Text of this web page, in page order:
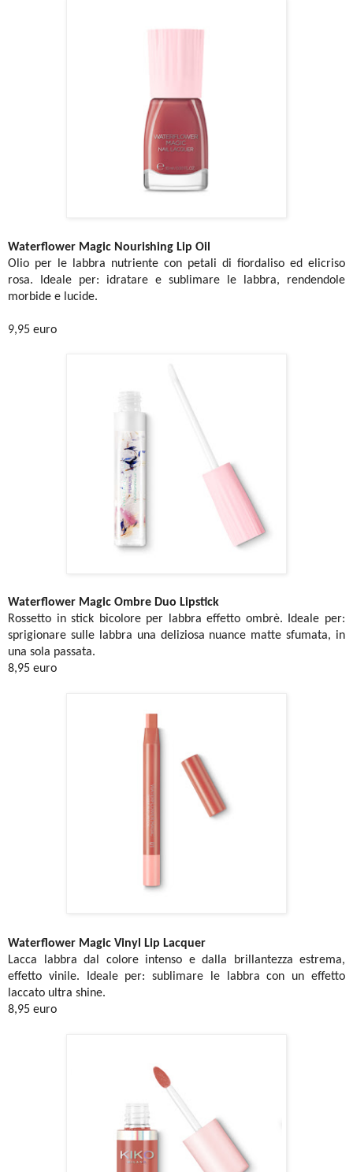
Waterflower Magic Nourishing Lip Oil
Olio per le labbra nutriente con petali di fiordaliso ed elicriso
rosa. Ideale per: idratare e sublimare le labbra, rendendole
morbide e lucide.
9,95 euro
Waterflower Magic Ombre Duo Lipstick
Rossetto in stick bicolore per labbra effetto ombrè. Ideale per:
sprigionare sulle labbra una deliziosa nuance matte sfumata, in
una sola passata.
8,95 euro
Waterflower Magic Vinyl Lip Lacquer
Lacca labbra dal colore intenso e dalla brillantezza estrema,
effetto vinile. Ideale per: sublimare le labbra con un effetto
laccato ultra shine.
8,95 euro